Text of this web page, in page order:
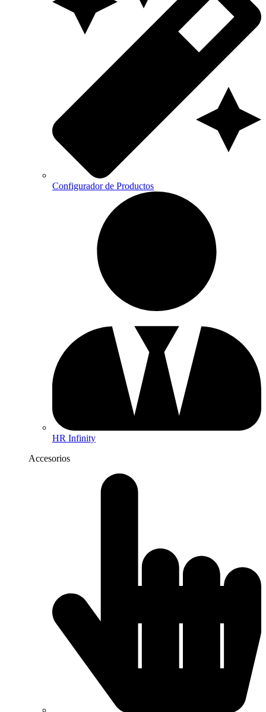
Configurador de Productos
HR Infinity
Accesorios